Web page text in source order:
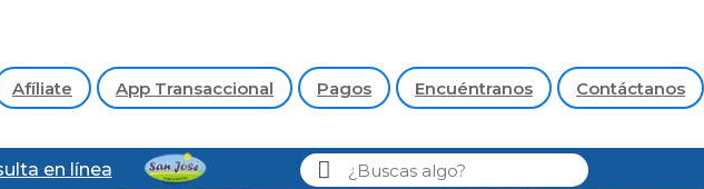
Afíliate App Transaccional Pagos Encuéntranos Contáctanos
en línea